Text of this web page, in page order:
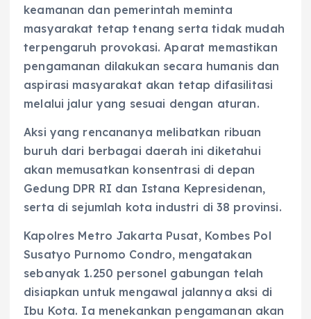
keamanan dan pemerintah meminta
masyarakat tetap tenang serta tidak mudah
terpengaruh provokasi. Aparat memastikan
pengamanan dilakukan secara humanis dan
aspirasi masyarakat akan tetap difasilitasi
melalui jalur yang sesuai dengan aturan.
Aksi yang rencananya melibatkan ribuan
buruh dari berbagai daerah ini diketahui
akan memusatkan konsentrasi di depan
Gedung DPR RI dan Istana Kepresidenan,
serta di sejumlah kota industri di 38 provinsi.
Kapolres Metro Jakarta Pusat, Kombes Pol
Susatyo Purnomo Condro, mengatakan
sebanyak 1.250 personel gabungan telah
disiapkan untuk mengawal jalannya aksi di
Ibu Kota. Ia menekankan pengamanan akan